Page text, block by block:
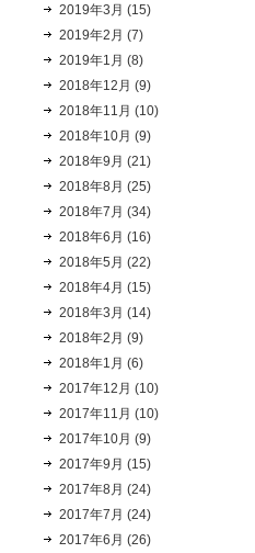
2019年3月 (15)
2019年2月 (7)
2019年1月 (8)
2018年12月 (9)
2018年11月 (10)
2018年10月 (9)
2018年9月 (21)
2018年8月 (25)
2018年7月 (34)
2018年6月 (16)
2018年5月 (22)
2018年4月 (15)
2018年3月 (14)
2018年2月 (9)
2018年1月 (6)
2017年12月 (10)
2017年11月 (10)
2017年10月 (9)
2017年9月 (15)
2017年8月 (24)
2017年7月 (24)
2017年6月 (26)